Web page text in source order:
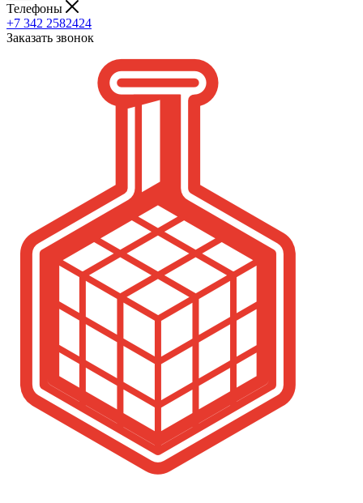
Телефоны
+7 342 2582424
Заказать звонок